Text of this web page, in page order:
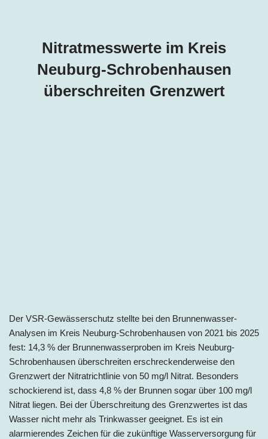
Nitratmesswerte im Kreis
Neuburg-Schrobenhausen
überschreiten Grenzwert
Der VSR-Gewässerschutz stellte bei den Brunnenwasser-
Analysen im Kreis Neuburg-Schrobenhausen von 2021 bis 2025
fest: 14,3 % der Brunnenwasserproben im Kreis Neuburg-
Schrobenhausen überschreiten erschreckenderweise den
Grenzwert der Nitratrichtlinie von 50 mg/l Nitrat. Besonders
schockierend ist, dass 4,8 % der Brunnen sogar über 100 mg/l
Nitrat liegen. Bei der Überschreitung des Grenzwertes ist das
Wasser nicht mehr als Trinkwasser geeignet. Es ist ein
alarmierendes Zeichen für die zukünftige Wasserversorgung für